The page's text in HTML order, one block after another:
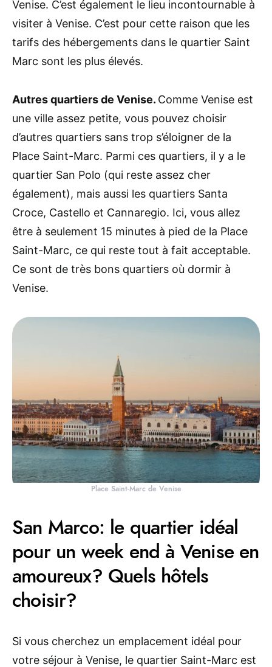
Venise. C’est également le lieu incontournable à
visiter à Venise. C’est pour cette raison que les
tarifs des hébergements dans le quartier Saint
Marc sont les plus élevés.
Autres quartiers de Venise. Comme Venise est
une ville assez petite, vous pouvez choisir
d’autres quartiers sans trop s’éloigner de la
Place Saint-Marc. Parmi ces quartiers, il y a le
quartier San Polo (qui reste assez cher
également), mais aussi les quartiers Santa
Croce, Castello et Cannaregio. Ici, vous allez
être à seulement 15 minutes à pied de la Place
Saint-Marc, ce qui reste tout à fait acceptable.
Ce sont de très bons quartiers où dormir à
Venise.
Place Saint-Marc de Venise
San Marco: le quartier idéal
pour un week end à Venise en
amoureux? Quels hôtels
choisir?
Si vous cherchez un emplacement idéal pour
votre séjour à Venise, le quartier Saint-Marc est